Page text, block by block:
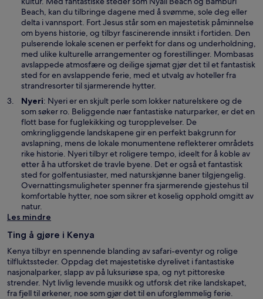
d
u
e
s
i
e
t
n
y
t
v
i
n
d
u
Beach, kan du tilbringe dagene med å svømme, sole deg eller
delta i vannsport. Fort Jesus står som en majestetisk påminnelse
om byens historie, og tilbyr fascinerende innsikt i fortiden. Den
pulserende lokale scenen er perfekt for dans og underholdning,
med ulike kulturelle arrangementer og forestillinger. Mombasas
avslappede atmosfære og deilige sjømat gjør det til et fantastisk
sted for en avslappende ferie, med et utvalg av hoteller fra
strandresorter til sjarmerende hytter.
NyeriÅ
p
n
e
s
i
e
t
n
y
t
i
n
d
u
: Nyeri er en skjult perle som lokker naturelskere og de
som søker ro. Beliggende nær fantastiske naturparker, er det en
flott base for fuglekikking og turopplevelser. De
omkringliggende landskapene gir en perfekt bakgrunn for
avslapning, mens de lokale monumentene reflekterer områdets
rike historie. Nyeri tilbyr et roligere tempo, ideelt for å koble av
etter å ha utforsket de travle byene. Det er også et fantastisk
sted for golfentusiaster, med naturskjønne baner tilgjengelig.
Overnattingsmuligheter spenner fra sjarmerende gjestehus til
komfortable hytter, noe som sikrer et koselig opphold omgitt av
natur.
Les mindre
Ting å gjøre i Kenya
Kenya tilbyr en spennende blanding av safari-eventyr og rolige
tilfluktssteder. Oppdag det majestetiske dyrelivet i fantastiske
nasjonalparker, slapp av på luksuriøse spa, og nyt pittoreske
strender. Nyt livlig levende musikk og utforsk det rike landskapet,
fra fjell til ørkener, noe som gjør det til en uforglemmelig ferie.